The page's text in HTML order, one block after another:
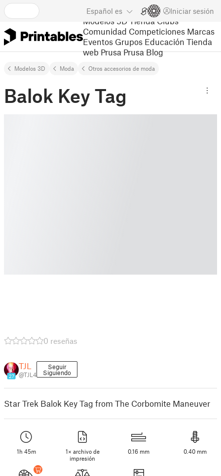
Español es Iniciar sesión
Modelos 3D Tienda Clubs
Comunidad Competiciones Marcas
Eventos Grupos Educación Tienda
web Prusa Prusa Blog
Modelos 3D Moda Otros accesorios de moda
Balok Key Tag
0 reseñas
27
TJL
@TJL4
Seguir
Siguiendo
Star Trek Balok Key Tag from The Corbomite Maneuver
1h 45m
1× archivo de
impresión
0.16 mm 0.40 mm